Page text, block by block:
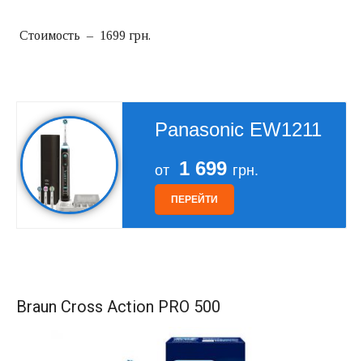
Стоимость – 1699 грн.
Panasonic EW1211
от 1 699 грн.
ПЕРЕЙТИ
Braun Cross Action PRO 500